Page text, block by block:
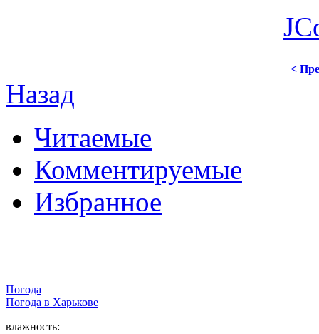
<
Назад
Читаемые
Комментируемые
Избранное
Погода
Погода в Харькове
влажность: